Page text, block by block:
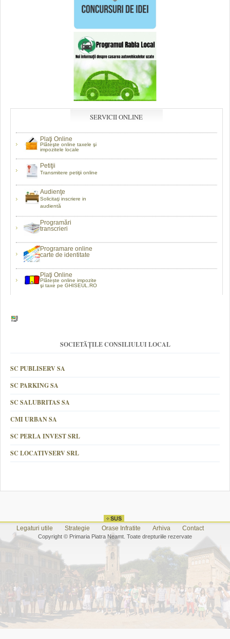
SERVICII ONLINE
Plaţi Online
Plăteşte online taxele şi
impozitele locale
Petiţii
Transmitere petiţii online
Audienţe
Solicitaţi inscriere in
audientă
Programări
transcrieri
Programare online
carte de identitate
Plaţi Online
Plătește online impozite
şi taxe pe GHISEUL.RO
SOCIETĂȚILE CONSILIULUI LOCAL
SC PUBLISERV SA
SC PARKING SA
SC SALUBRITAS SA
CMI URBAN SA
SC PERLA INVEST SRL
SC LOCATIVSERV SRL
Legaturi utile Strategie Orase Infratite Arhiva Contact
Copyright © Primaria Piatra Neamt. Toate drepturiile rezervate